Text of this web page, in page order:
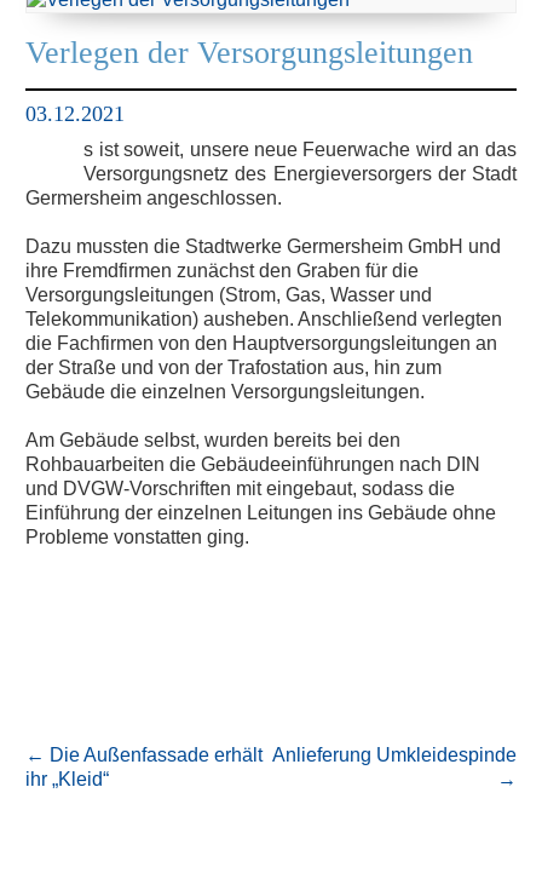
Verlegen der Versorgungsleitungen
03.12.2021
s ist soweit, unsere neue Feuerwache wird an das
Versorgungsnetz des Energieversorgers der Stadt
Germersheim angeschlossen.
Dazu mussten die Stadtwerke Germersheim GmbH und
ihre Fremdfirmen zunächst den Graben für die
Versorgungsleitungen (Strom, Gas, Wasser und
Telekommunikation) ausheben. Anschließend verlegten
die Fachfirmen von den Hauptversorgungsleitungen an
der Straße und von der Trafostation aus, hin zum
Gebäude die einzelnen Versorgungsleitungen.
Am Gebäude selbst, wurden bereits bei den
Rohbauarbeiten die Gebäudeeinführungen nach DIN
und DVGW-Vorschriften mit eingebaut, sodass die
Einführung der einzelnen Leitungen ins Gebäude ohne
Probleme vonstatten ging.
← Die Außenfassade erhält
ihr „Kleid“
Anlieferung Umkleidespinde
→